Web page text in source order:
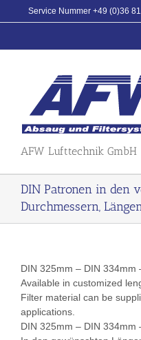
to
Service Nummer +49 (0)36
AFW Lufttechnik
DIN Patronen in den
Durchmessern,
DIN 325mm – DIN 334mm
Available in customized
Filter material can be
applications.
DIN 325mm – DIN 334mm